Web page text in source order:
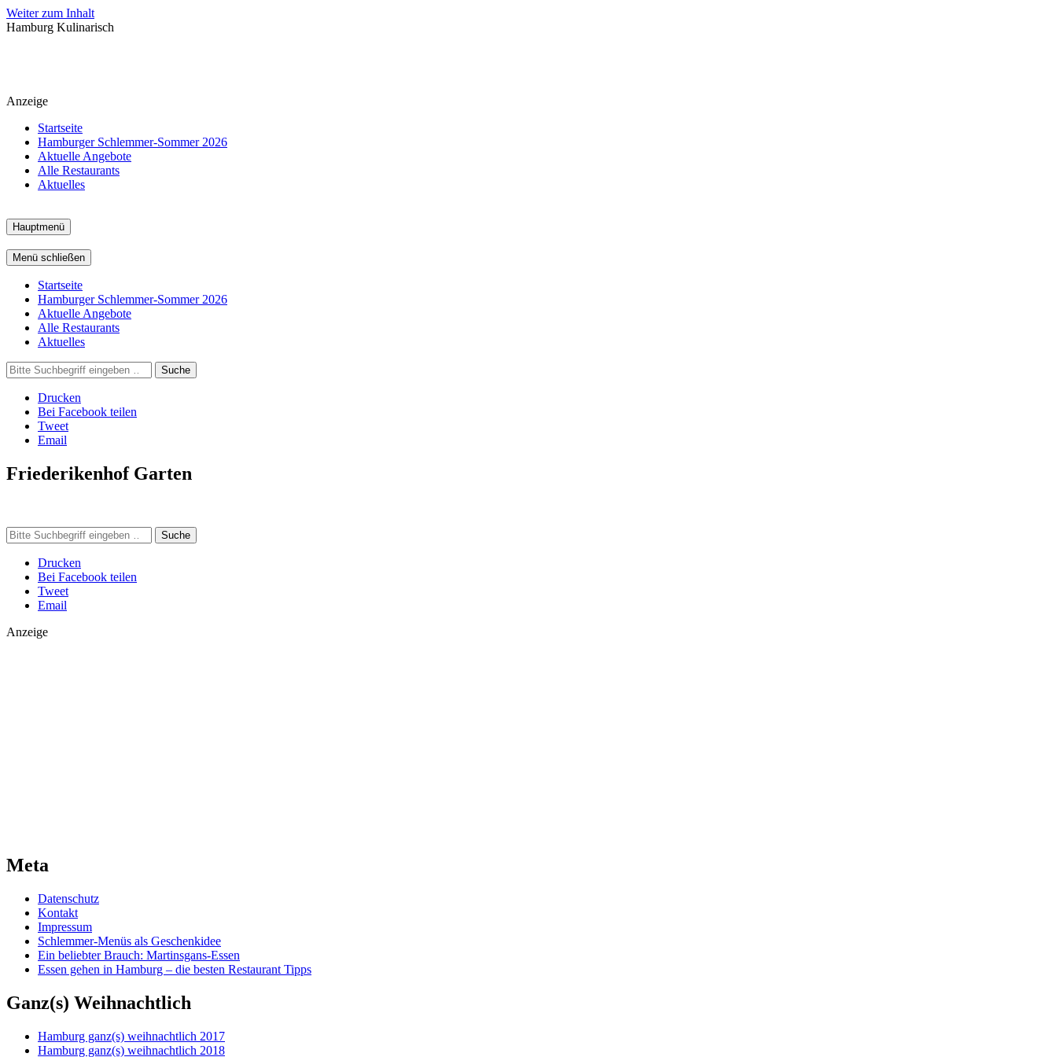
Weiter zum Inhalt
Hamburg Kulinarisch
Anzeige
Startseite
Hamburger Schlemmer-Sommer 2026
Aktuelle Angebote
Alle Restaurants
Aktuelles
Hauptmenü
Menü schließen
Startseite
Hamburger Schlemmer-Sommer 2026
Aktuelle Angebote
Alle Restaurants
Aktuelles
Suche
Drucken
Bei Facebook teilen
Tweet
Email
Friederikenhof Garten
Suche
Drucken
Bei Facebook teilen
Tweet
Email
Anzeige
Meta
Datenschutz
Kontakt
Impressum
Schlemmer-Menüs als Geschenkidee
Ein beliebter Brauch: Martinsgans-Essen
Essen gehen in Hamburg – die besten Restaurant Tipps
Ganz(s) Weihnachtlich
Hamburg ganz(s) weihnachtlich 2017
Hamburg ganz(s) weihnachtlich 2018